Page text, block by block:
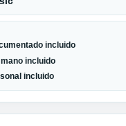
incluido
mano incluido
incluido